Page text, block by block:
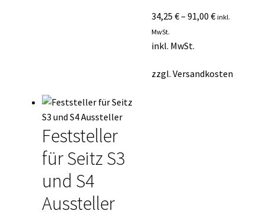
34,25€–91,00€ inkl.
MwSt.
inkl. MwSt.
zzgl.Versandkosten
Feststeller
für Seitz S3
und S4
Aussteller